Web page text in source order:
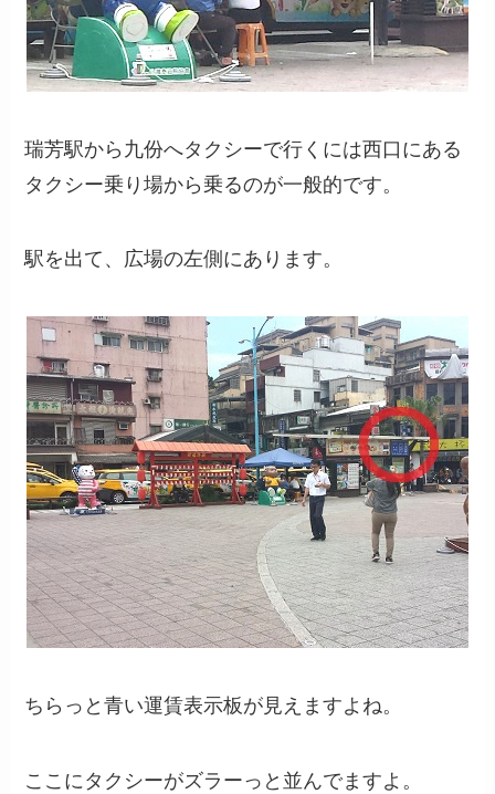
瑞芳駅から九份へタクシーで行くには西口にある
タクシー乗り場から乗るのが一般的です。
駅を出て、広場の左側にあります。
ちらっと青い運賃表示板が見えますよね。
ここにタクシーがズラーっと並んでますよ。